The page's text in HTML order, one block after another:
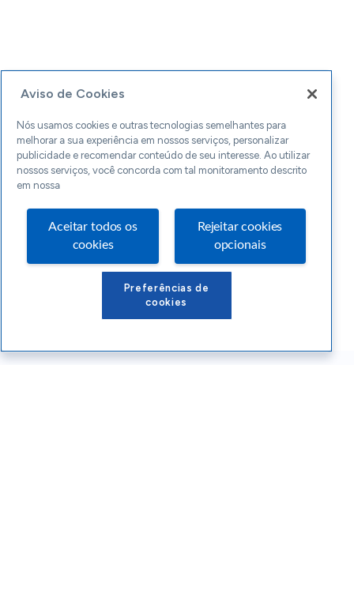
Aviso de Cookies
Nós usamos cookies e outras tecnologias semelhantes para
melhorar a sua experiência em nossos serviços, personalizar
publicidade e recomendar conteúdo de seu interesse. Ao utilizar
nossos serviços, você concorda com tal monitoramento descrito
em nossa
Aceitar todos os
cookies
Rejeitar cookies
opcionais
Preferências de
cookies